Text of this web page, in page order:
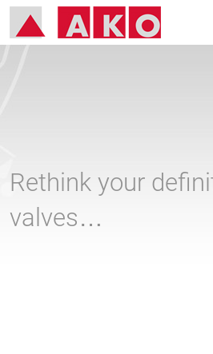
Rethink your
valves…